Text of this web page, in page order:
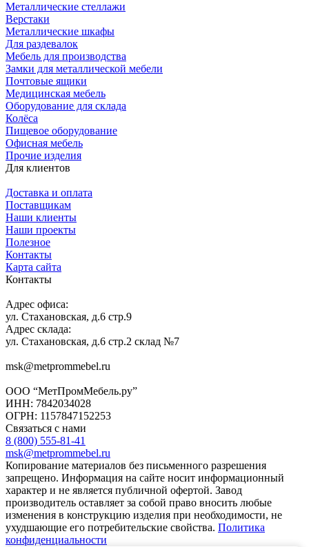
Металлические стеллажи
Верстаки
Металлические шкафы
Для раздевалок
Мебель для производства
Замки для металлической мебели
Почтовые ящики
Медицинская мебель
Оборудование для склада
Колёса
Пищевое оборудование
Офисная мебель
Прочие изделия
Для клиентов
Доставка и оплата
Поставщикам
Наши клиенты
Наши проекты
Полезное
Контакты
Карта сайта
Контакты
Адрес офиса:
ул. Стахановская, д.6 стр.9
Адрес склада:
ул. Стахановская, д.6 стр.2 склад №7
msk@metprommebel.ru
ООО “МетПромМебель.ру”
ИНН: 7842034028
ОГРН: 1157847152253
Связаться с нами
8 (800) 555-81-41
msk@metprommebel.ru
Копирование материалов без письменного разрешения
запрещено. Информация на сайте носит информационный
характер и не является публичной офертой. Завод
производитель оставляет за собой право вносить любые
изменения в конструкцию изделия при необходимости, не
ухудшающие его потребительские свойства. Политика
конфиденциальности